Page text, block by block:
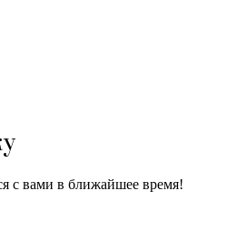
с вами в ближайшее время!